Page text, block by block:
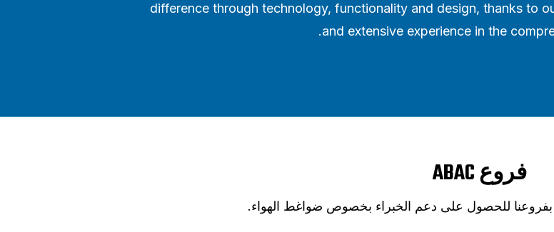
difference through technology, functionality and design, thanks to
and extensive experience in the
فروع ABAC
للحصول على دعم الخبراء بخصوص ضواغط الهواء.